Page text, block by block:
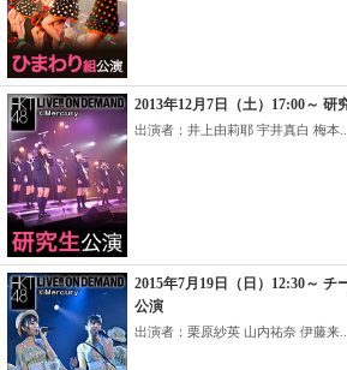
2013年12月7日（土）17:00～
出演者：井上由莉耶 宇井真白 梅本...
2015年7月19日（日）12:30～ チ
公演
出演者：栗原紗英 山内祐奈 伊藤来...